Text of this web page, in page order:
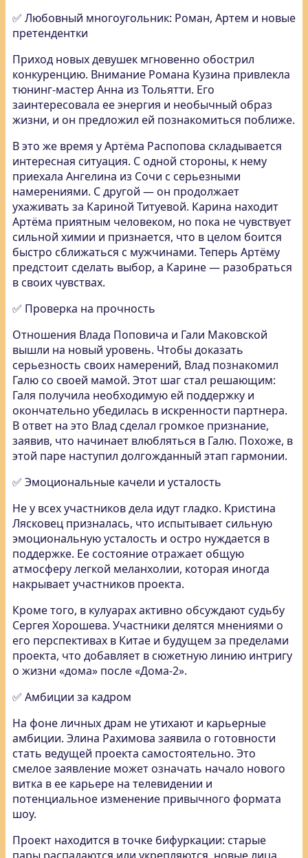
✅ Любовный многоугольник: Роман, Артем и новые
претендентки
Приход новых девушек мгновенно обострил
конкуренцию. Внимание Романа Кузина привлекла
тюнинг-мастер Анна из Тольятти. Его
заинтересовала ее энергия и необычный образ
жизни, и он предложил ей познакомиться поближе.
В это же время у Артёма Распопова складывается
интересная ситуация. С одной стороны, к нему
приехала Ангелина из Сочи с серьезными
намерениями. С другой — он продолжает
ухаживать за Кариной Титуевой. Карина находит
Артёма приятным человеком, но пока не чувствует
сильной химии и признается, что в целом боится
быстро сближаться с мужчинами. Теперь Артёму
предстоит сделать выбор, а Карине — разобраться
в своих чувствах.
✅ Проверка на прочность
Отношения Влада Поповича и Гали Маковской
вышли на новый уровень. Чтобы доказать
серьезность своих намерений, Влад познакомил
Галю со своей мамой. Этот шаг стал решающим:
Галя получила необходимую ей поддержку и
окончательно убедилась в искренности партнера.
В ответ на это Влад сделал громкое признание,
заявив, что начинает влюбляться в Галю. Похоже, в
этой паре наступил долгожданный этап гармонии.
✅ Эмоциональные качели и усталость
Не у всех участников дела идут гладко. Кристина
Лясковец призналась, что испытывает сильную
эмоциональную усталость и остро нуждается в
поддержке. Ее состояние отражает общую
атмосферу легкой меланхолии, которая иногда
накрывает участников проекта.
Кроме того, в кулуарах активно обсуждают судьбу
Сергея Хорошева. Участники делятся мнениями о
его перспективах в Китае и будущем за пределами
проекта, что добавляет в сюжетную линию интригу
о жизни «дома» после «Дома-2».
✅ Амбиции за кадром
На фоне личных драм не утихают и карьерные
амбиции. Элина Рахимова заявила о готовности
стать ведущей проекта самостоятельно. Это
смелое заявление может означать начало нового
витка в ее карьере на телевидении и
потенциальное изменение привычного формата
шоу.
Проект находится в точке бифуркации: старые